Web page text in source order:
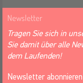
Newsletter
Tragen Sie sich in
Sie damit über alle
dem Laufenden!
Newsletter abonnieren